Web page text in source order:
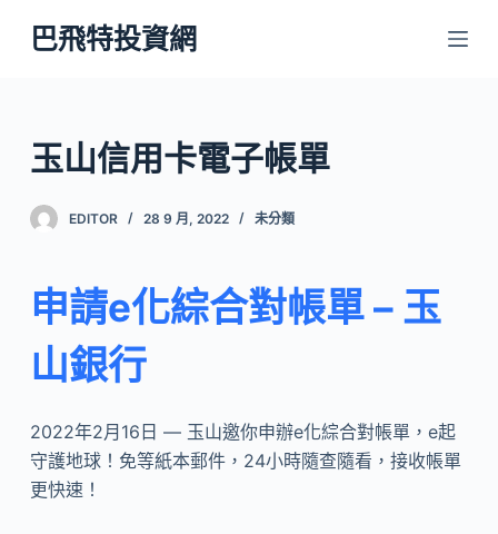
跳
至
內
容
巴飛特投資網
玉山信用卡電子帳單
EDITOR 28 9 月, 2022 未分類
申請e化綜合對帳單 – 玉
山銀行
2022年2月16日 — 玉山邀你申辦e化綜合對帳單，e起
守護地球！免等紙本郵件，24小時隨查隨看，接收帳單
更快速！